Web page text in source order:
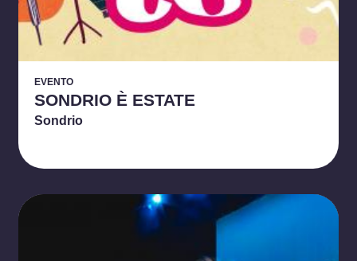
EVENTO
SONDRIO È ESTATE
Sondrio